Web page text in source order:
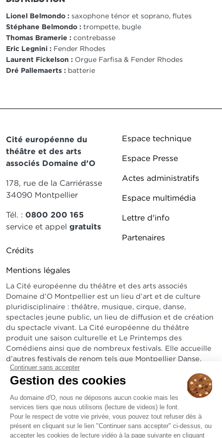
Continuer sans accepter
Gestion des cookies
Au domaine d'O, nous ne déposons aucun cookie mais les
services tiers que nous utilisons (lecture de videos) le font.
Pour le respect de votre vie privée, vous pouvez tout refuser dès à
présent en cliquant sur le lien "Continuer sans accepter" ci-dessus, ou
accepter les cookies de lecture vidéo à la page suivante en cliquant
Lionel Belmondo : saxophone ténor et soprano, flutes
Stéphane Belmondo : trompette, bugle
Thomas Bramerie : contrebasse
Eric Legnini : Fender Rhodes
Laurent Fickelson : Orgue Farfisa & Fender Rhodes
Dré Pallemaerts : batterie
Cité européenne du
théâtre et des arts
associés Domaine d’O
178, rue de la Carriérasse
34090 Montpellier
Tél. : 0800 200 165
service et appel gratuits
Pied de page DDO 2
Crédits
Mentions légales
Pied de page
Espace technique
Espace Presse
Actes administratifs
Espace multimédia
Lettre d'info
Partenaires
La Cité européenne du théâtre et des arts associés
Domaine d’O Montpellier est un lieu d’art et de culture
pluridisciplinaire : théâtre, musique, cirque, danse,
spectacles jeune public, un lieu de diffusion et de création
du spectacle vivant. La Cité européenne du théâtre
produit une saison culturelle et Le Printemps des
Comédiens ainsi que de nombreux festivals. Elle accueille
d’autres festivals de renom tels que Montpellier Danse,
Radio France Montpellier Occitanie, Arabesques...
Sur un site exceptionnel, elle abrite un amphithéâtre de
1800 places, le théâtre Jean-Claude Carrière de 600 à
1200 places, un bistrot et une pinède de 3 hectares.